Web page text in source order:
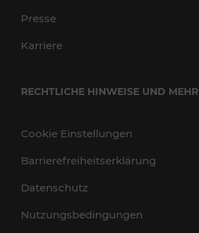
Presse
Karriere
RECHTLICHE HINWEISE UND MEHR
Cookie Einstellungen
Barrierefreiheitserklärung
Datenschutz
Nutzungsbedingungen